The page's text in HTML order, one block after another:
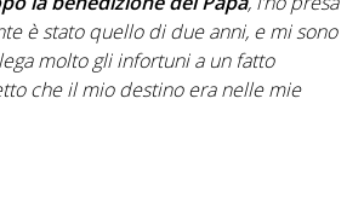
è stato quello di due anni, e mi sono
molto gli infortuni a un fatto
che il mio destino era nelle mie